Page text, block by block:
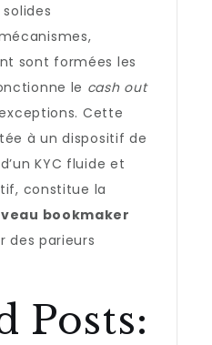
sont formées les
le cash out
Cette
à un dispositif de
KYC fluide et
constitue la
bookmaker
des parieurs
Posts: